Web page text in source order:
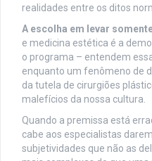
realidades entre os ditos
A escolha em levar
e medicina estética é a
o programa – entendem
enquanto um fenômeno de
da tutela de cirurgiões
malefícios da nossa cultura.
Quando a premissa está
cabe aos especialistas
subjetividades que não as